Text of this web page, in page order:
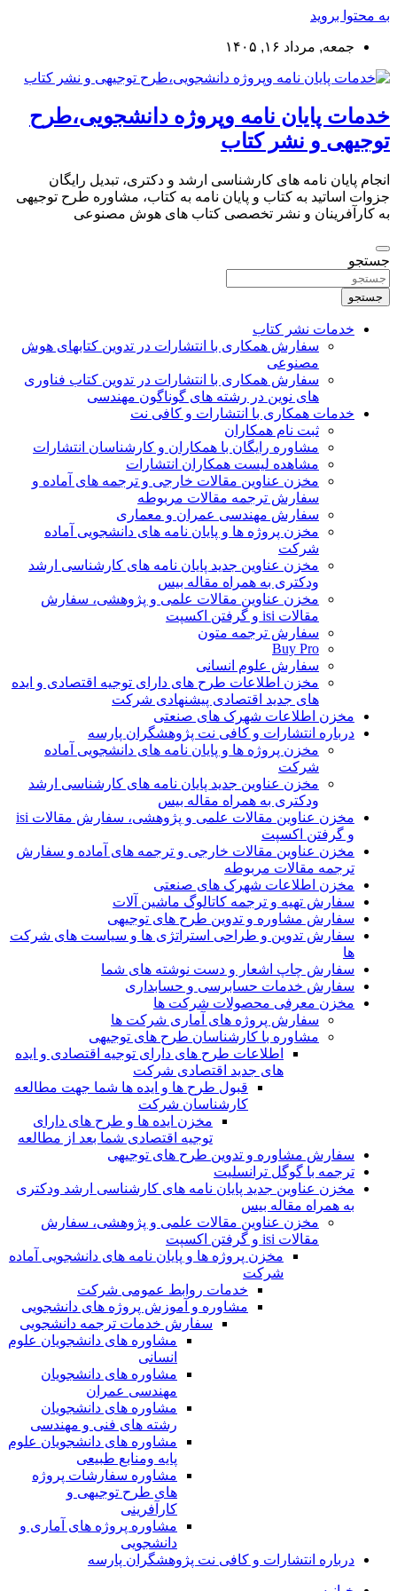
به محتوا بروید
جمعه, مرداد ۱۶, ۱۴۰۵
خدمات پایان نامه وپروژه دانشجویی،طرح
توجیهی و نشر کتاب
انجام پایان نامه های کارشناسی ارشد و دکتری، تبدیل رایگان
جزوات اساتید به کتاب و پایان نامه به کتاب، مشاوره طرح توجیهی
به کارآفرینان و نشر تخصصی کتاب های هوش مصنوعی
جستجو
جستجو
خدمات نشر کتاب
سفارش همکاری با انتشارات در تدوین کتابهای هوش
مصنوعی
سفارش همکاری با انتشارات در تدوین کتاب فناوری
های نوین در رشته های گوناگون مهندسی
خدمات همکاری با انتشارات و کافی نت
ثبت نام همکاران
مشاوره رایگان با همکاران و کارشناسان انتشارات
مشاهده لیست همکاران انتشارات
مخزن عناوین مقالات خارجی و ترجمه های آماده و
سفارش ترجمه مقالات مربوطه
سفارش مهندسی عمران و معماری
مخزن پروژه ها و پایان نامه های دانشجویی آماده
شرکت
مخزن عناوین جدید پایان نامه های کارشناسی ارشد
ودکتری به همراه مقاله بیس
مخزن عناوین مقالات علمی و پژوهشی، سفارش
مقالات isi و گرفتن اکسپت
سفارش ترجمه متون
Buy Pro
سفارش علوم انسانی
مخزن اطلاعات طرح های دارای توجیه اقتصادی و ایده
های جدید اقتصادی پیشنهادی شرکت
مخزن اطلاعات شهرک های صنعتی
درباره انتشارات و کافی نت پژوهشگران پارسه
مخزن پروژه ها و پایان نامه های دانشجویی آماده
شرکت
مخزن عناوین جدید پایان نامه های کارشناسی ارشد
ودکتری به همراه مقاله بیس
مخزن عناوین مقالات علمی و پژوهشی، سفارش مقالات isi
و گرفتن اکسپت
مخزن عناوین مقالات خارجی و ترجمه های آماده و سفارش
ترجمه مقالات مربوطه
مخزن اطلاعات شهرک های صنعتی
سفارش تهیه و ترجمه کاتالوگ ماشین آلات
سفارش مشاوره و تدوین طرح های توجیهی
سفارش تدوین و طراحی استراتژی ها و سیاست های شرکت
ها
سفارش چاپ اشعار و دست نوشته های شما
سفارش خدمات حسابرسی و حسابداری
مخزن معرفی محصولات شرکت ها
سفارش پروژه های آماری شرکت ها
مشاوره با کارشناسان طرح های توجیهی
اطلاعات طرح های دارای توجیه اقتصادی و ایده
های جدید اقتصادی شرکت
قبول طرح ها و ایده ها شما جهت مطالعه
کارشناسان شرکت
مخزن ایده ها و طرح های دارای
توجیه اقتصادی شما بعد از مطالعه
سفارش مشاوره و تدوین طرح های توجیهی
ترجمه با گوگل ترانسلیت
مخزن عناوین جدید پایان نامه های کارشناسی ارشد ودکتری
به همراه مقاله بیس
مخزن عناوین مقالات علمی و پژوهشی، سفارش
مقالات isi و گرفتن اکسپت
مخزن پروژه ها و پایان نامه های دانشجویی آماده
شرکت
خدمات روابط عمومی شرکت
مشاوره و آموزش پروژه های دانشجویی
سفارش خدمات ترجمه دانشجویی
مشاوره های دانشجویان علوم
انسانی
مشاوره های دانشجویان
مهندسی عمران
مشاوره های دانشجویان
رشته های فنی و مهندسی
مشاوره های دانشجویان علوم
پایه ومنابع طبیعی
مشاوره سفارشات پروژه
های طرح توجیهی و
کارآفرینی
مشاوره پروژه های آماری و
دانشجویی
درباره انتشارات و کافی نت پژوهشگران پارسه